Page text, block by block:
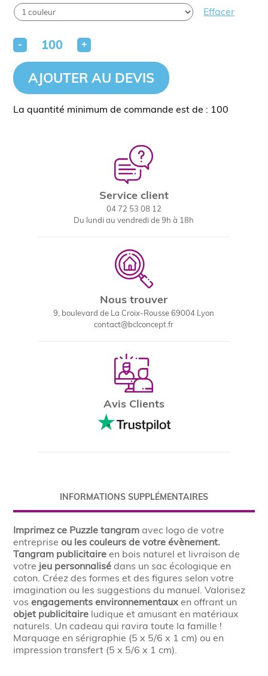
Effacer
- +
AJOUTER AU DEVIS
La quantité minimum de commande est de : 100
Service client
04 72 53 08 12
Du lundi au vendredi de 9h à 18h
Nous trouver
9, boulevard de La Croix-Rousse 69004 Lyon
contact@bclconcept.fr
Avis Clients
INFORMATIONS SUPPLÉMENTAIRES
Imprimez ce Puzzle tangram avec logo de votre
entrepriseou les couleurs de votre évènement.
Tangram publicitaire en bois naturel et livraison de
votre jeu personnalisé dans un sac écologique en
coton. Créez des formes et des figures selon votre
imagination ou les suggestions du manuel. Valorisez
vosengagements environnementaux en offrant un
objet publicitaire ludique et amusant en matériaux
naturels. Un cadeau qui ravira toute la famille !
Marquage en sérigraphie (5 x 5/6 x 1 cm) ou en
impression transfert (5 x 5/6 x 1 cm).